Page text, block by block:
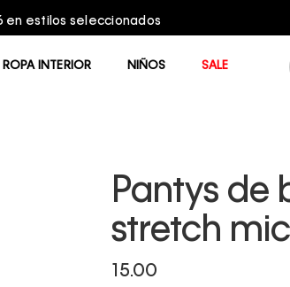
en estilos seleccionados
ROPA INTERIOR NIÑOS SALE
Pantys de
stretch
15.00